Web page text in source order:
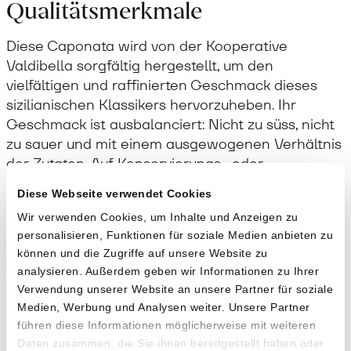
Diese Webseite verwendet Cookies
Wir verwenden Cookies, um Inhalte und Anzeigen zu
personalisieren, Funktionen für soziale Medien anbieten zu
können und die Zugriffe auf unsere Website zu
analysieren. Außerdem geben wir Informationen zu Ihrer
Verwendung unserer Website an unsere Partner für soziale
Medien, Werbung und Analysen weiter. Unsere Partner
führen diese Informationen möglicherweise mit weiteren
Daten zusammen, die Sie ihnen bereitgestellt haben oder
Qualitätsmerkmale
Diese Caponata wird von der Kooperative
Valdibella sorgfältig hergestellt, um den
vielfältigen und raffinierten Geschmack dieses
sizilianischen Klassikers hervorzuheben. Ihr
Geschmack ist ausbalanciert: Nicht zu süss, nicht
zu sauer und mit einem ausgewogenen Verhältnis
der Zutaten. Auf Konservierungs- oder
intensive Geschmack der biologischen Zutaten
kommt so am besten zur Geltung.
Anwendung
Klassischerweise wird Caponata lauwarm und
ohne Zusatz gegessen. Sie kann aber auch mit
Brot oder Gebäck genossen werden und darf an